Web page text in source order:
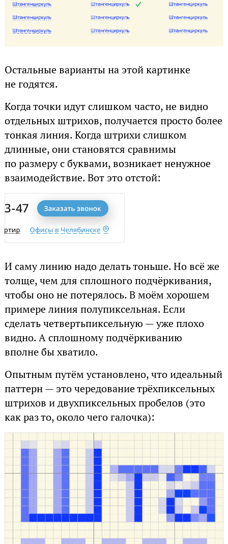
Остальные варианты на этой картинке
не годятся.
Когда точки идут слишком часто, не видно
отдельных штрихов, получается просто более
тонкая линия. Когда штрихи слишком
длинные, они становятся сравнимы
по размеру с буквами, возникает ненужное
взаимодействие. Вот это отстой:
И саму линию надо делать тоньше. Но всё же
толще, чем для сплошного подчёркивания,
чтобы оно не потерялось. В моём хорошем
примере линия полупиксельная. Если
сделать четвертьпиксельную — уже плохо
видно. А сплошному подчёркиванию
вполне бы хватило.
Опытным путём установлено, что идеальный
паттерн — это чередование трёхпиксельных
штрихов и двухпиксельных пробелов (это
как раз то, около чего галочка):